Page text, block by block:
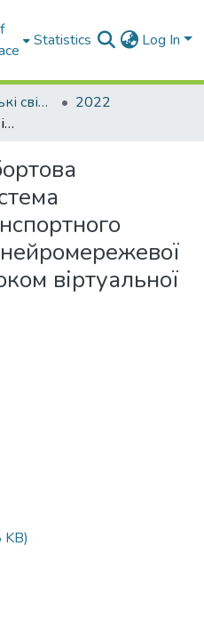
Statistics Log In
Патенти та авторські свідоцтва
2022
Інтелектуальна бортова інформаційна система безпілотного транспортного засобу на основі нейромережевої архітектури з блоком віртуальної реальності
віртуальної